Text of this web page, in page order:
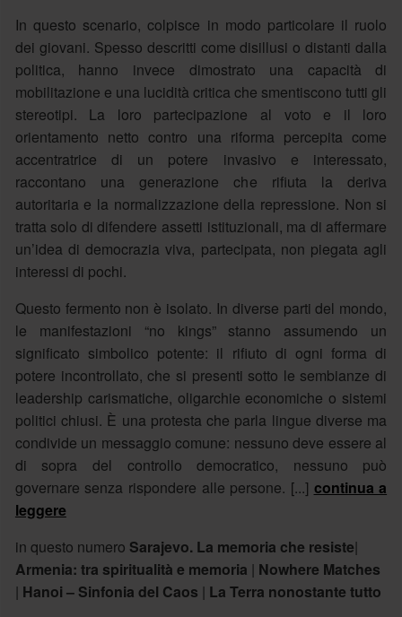
In questo scenario, colpisce in modo particolare il ruolo
dei giovani. Spesso descritti come disillusi o distanti dalla
politica, hanno invece dimostrato una capacità di
mobilitazione e una lucidità critica che smentiscono tutti gli
stereotipi. La loro partecipazione al voto e il loro
orientamento netto contro una riforma percepita come
accentratrice di un potere invasivo e interessato,
raccontano una generazione che rifiuta la deriva
autoritaria e la normalizzazione della repressione. Non si
tratta solo di difendere assetti istituzionali, ma di affermare
un’idea di democrazia viva, partecipata, non piegata agli
interessi di pochi.
Questo fermento non è isolato. In diverse parti del mondo,
le manifestazioni “no kings” stanno assumendo un
significato simbolico potente: il rifiuto di ogni forma di
potere incontrollato, che si presenti sotto le sembianze di
leadership carismatiche, oligarchie economiche o sistemi
politici chiusi. È una protesta che parla lingue diverse ma
condivide un messaggio comune: nessuno deve essere al
di sopra del controllo democratico, nessuno può
governare senza rispondere alle persone. [...] continua a
leggere
in questo numero Sarajevo. La memoria che resiste|
Armenia: tra spiritualità e memoria | Nowhere Matches
| Hanoi – Sinfonia del Caos | La Terra nonostante tutto